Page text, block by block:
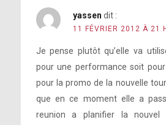
yassen dit :
11 FÉVRIER 2012 À 21
Je pense plutôt qu’elle va
pour une performance soit
pour la promo de la nouvelle
que en ce moment elle a
reunion a planifier la nouvel